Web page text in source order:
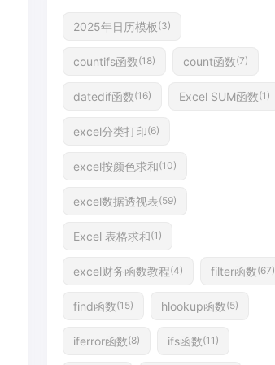
2025年日历模板 (3)
countifs函数(18) count函数(7)
datedif函数(16) Excel SUM函数(1)
excel分类打印(6)
excel按颜色求和(10)
excel数据透视表(59)
Excel 表格求和(1)
excel财务函数教程(4) filter函数(67)
find函数(15) hlookup函数(5)
iferror函数(8) ifs函数(11)